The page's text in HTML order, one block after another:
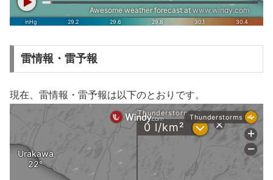
雷情報・雷予報
現在、雷情報・雷予報は以下のとおりです。